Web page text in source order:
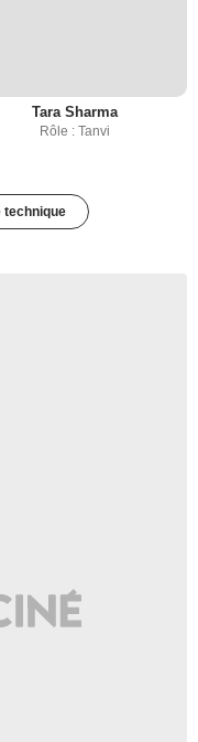
Tara Sharma
Rôle : Tanvi
technique